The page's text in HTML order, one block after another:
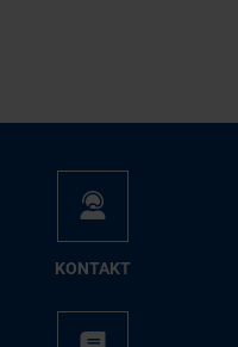
KON­TAKT